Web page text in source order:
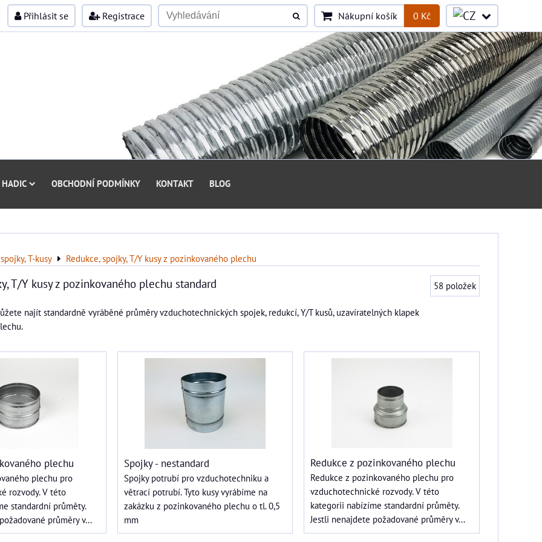
Přihlásit se Registrace Nákupní košík 0 Kč
OBCHODNÍ PODMÍNKY KONTAKT BLOG
T-kusy Redukce, spojky, T/Y kusy z pozinkovaného plechu
T/Y kusy z pozinkovaného plechu standard 58 položek
najít standardně vyráběné průměry vzduchotechnických spojek, redukcí, Y/T kusů, uzavíratelných klapek
plechu
plechu pro
rozvody. V této
standardní průměty.
průměry v...
Spojky - nestandard
Spojky potrubí pro vzduchotechniku a
větrací potrubí. Tyto kusy vyrábíme na
zakázku z pozinkovaného plechu o tl. 0,5
mm
Redukce z pozinkovaného plechu
Redukce z pozinkovaného plechu pro
vzduchotechnické rozvody. V této
kategorii nabízíme standardní průměty.
Jestli nenajdete požadované průměry v...